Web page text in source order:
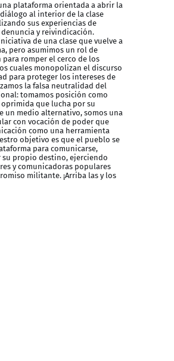
plataforma orientada a abrir la
al interior de la clase
sus experiencias de
y reivindicación.
de una clase que vuelve a
pero asumimos un rol de
romper el cerco de los
cuales monopolizan el discurso
para proteger los intereses de
la falsa neutralidad del
tomamos posición como
oprimida que lucha por su
un medio alternativo, somos una
con vocación de poder que
como una herramienta
objetivo es que el pueblo se
para comunicarse,
su propio destino, ejerciendo
y comunicadoras populares
militante. ¡Arriba las y los